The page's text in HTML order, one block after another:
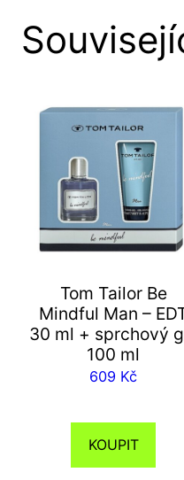
Tom Tailor Be
Mindful Man –
30 ml + sprchový
100 ml
609 Kč
KOUPIT